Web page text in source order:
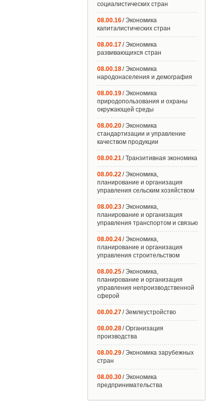
социалистических стран
08.00.16/ Экономика
капиталистических стран
08.00.17/ Экономика
развивающихся стран
08.00.18/ Экономика
народонаселения и демография
08.00.19/ Экономика
природопользования и охраны
окружающей среды
08.00.20/ Экономика
стандартизации и управление
качеством продукции
08.00.21/ Транзитивная экономика
08.00.22/ Экономика,
планирование и организация
управления сельским хозяйством
08.00.23/ Экономика,
планирование и организация
управления транспортом и связью
08.00.24/ Экономика,
планирование и организация
управления строительством
08.00.25/ Экономика,
планирование и организация
управления непроизводственной
сферой
08.00.27/ Землеустройство
08.00.28/ Организация
производства
08.00.29/ Экономика зарубежных
стран
08.00.30/ Экономика
предпринимательства